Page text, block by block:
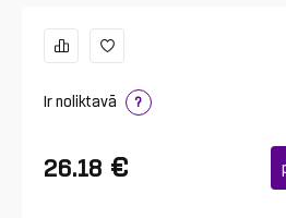
Ir noliktavā ?
26.18 €